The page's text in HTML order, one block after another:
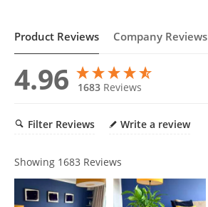
Product Reviews Company Reviews
4.96 1683 Reviews
Filter Reviews Write a review
Showing 1683 Reviews